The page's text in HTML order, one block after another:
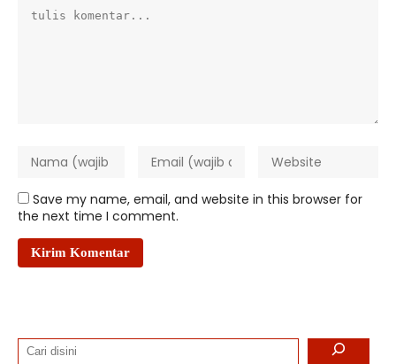
Save my name, email, and website in this browser for
the next time I comment.
Search